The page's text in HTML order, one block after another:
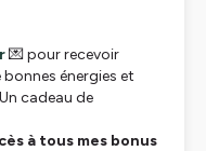
💌 pour recevoir
énergies et
cadeau de
à tous mes bonus